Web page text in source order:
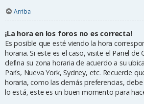
Arriba
¡La hora en los foros no es correcta!
Es posible que esté viendo la hora
horaria. Si este es el caso, visite el Panel de
defina su zona horaria de acuerdo a su
París, Nueva York, Sydney, etc. Recuerde
horaria, como las demás preferencias,
lo está, este es un buen momento para